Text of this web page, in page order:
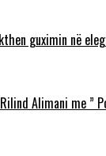
guximin në
Alimani me ”